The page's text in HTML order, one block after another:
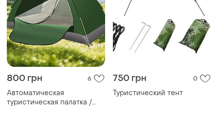
800 грн 6
Автоматическая
туристическая палатка /
750 грн 0
Туристический тент